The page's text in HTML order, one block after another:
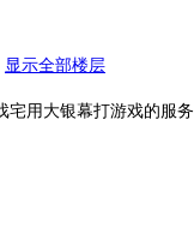
显示全部楼层
宅用大银幕打游戏的服务